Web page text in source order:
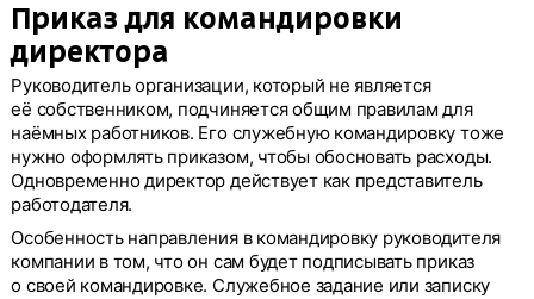
Приказ для командировки
директора
Руководитель организации, который не является
её собственником, подчиняется общим правилам для
наёмных работников. Его служебную командировку тоже
нужно оформлять приказом, чтобы обосновать расходы.
Одновременно директор действует как представитель
работодателя.
Особенность направления в командировку руководителя
компании в том, что он сам будет подписывать приказ
о своей командировке. Служебное задание или записку